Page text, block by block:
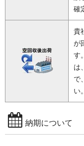
確
貴
が
す
は
で
い。
納期について